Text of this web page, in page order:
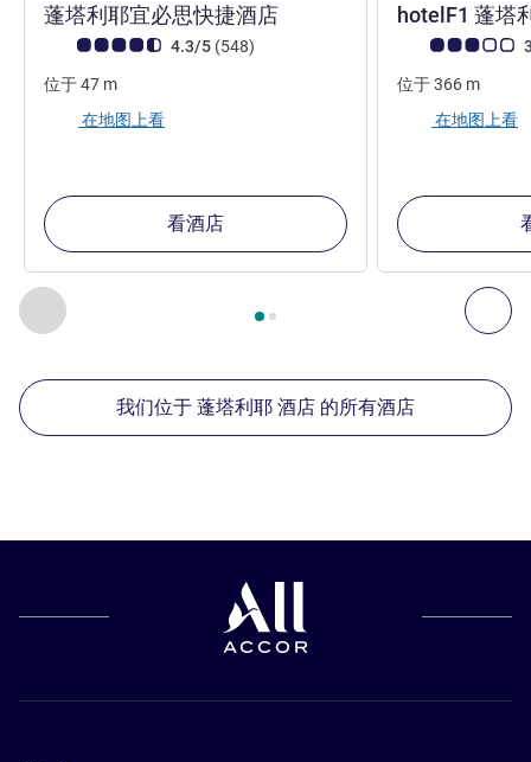
上一个 - 我们在附近的其他酒店 下
第 1页，共 , 我们在附近的其他酒店 1 :, 我们在附近的
蓬塔利耶宜必思快捷酒店
客户意见评级 (ALL 评级)
4.3/5 (548评论
)
位于47 m
在地图上看
看酒店
hotelF1 蓬塔
客户意见评级
位于366 m
在地图上看
我们位于 蓬塔利耶 酒店 的所有酒店